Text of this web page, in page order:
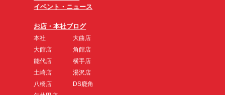
イベント・ニュース
お店・本社ブログ
本社
大館店
能代店
土崎店
八橋店
大曲店
角館店
横手店
湯沢店
DS鹿角